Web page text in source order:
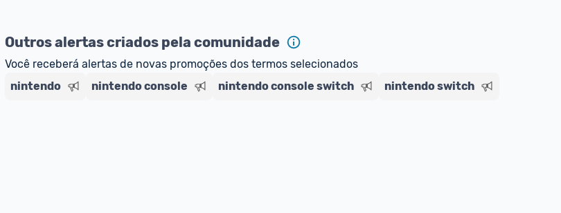
Outros alertas criados pela comunidade
Você receberá alertas de novas promoções dos termos selecionados
nintendo
nintendo console nintendo console switch nintendo switch